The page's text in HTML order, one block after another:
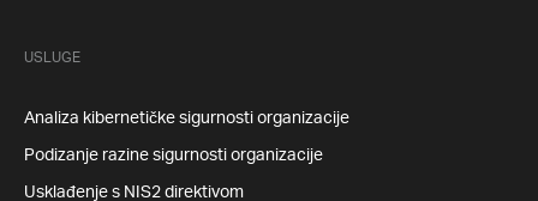
USLUGE
Analiza kibernetičke sigurnosti organizacije
Podizanje razine sigurnosti organizacije
Usklađenje s NIS2 direktivom